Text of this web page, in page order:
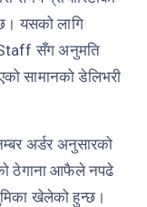
यसको लागि
सँग अनुमति
सामानको डेलिभरी
अर्डर अनुसारको
ठेगाना आफैले नपढे
खेलेको हुन्छ।